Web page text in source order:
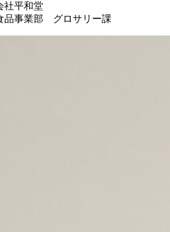
社平和堂
品事業部 グロサリー課